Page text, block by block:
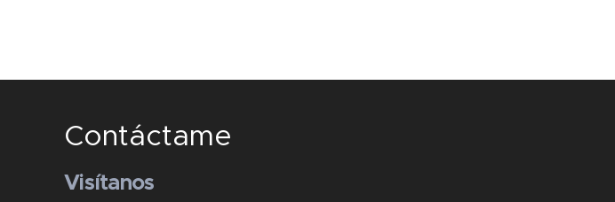
Contáctame
Visítanos